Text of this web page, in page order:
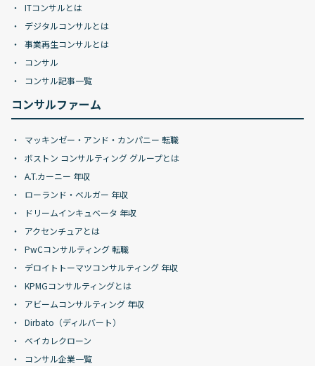
ITコンサルとは
デジタルコンサルとは
事業再生コンサルとは
コンサル
コンサル記事一覧
コンサルファーム
マッキンゼー・アンド・カンパニー 転職
ボストン コンサルティング グループとは
A.T.カーニー 年収
ローランド・ベルガー 年収
ドリームインキュベータ 年収
アクセンチュアとは
PwCコンサルティング 転職
デロイトトーマツコンサルティング 年収
KPMGコンサルティングとは
アビームコンサルティング 年収
Dirbato（ディルバート）
ベイカレクローン
コンサル企業一覧